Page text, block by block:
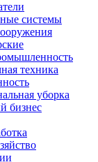
системы
техника
уборка
бизнес